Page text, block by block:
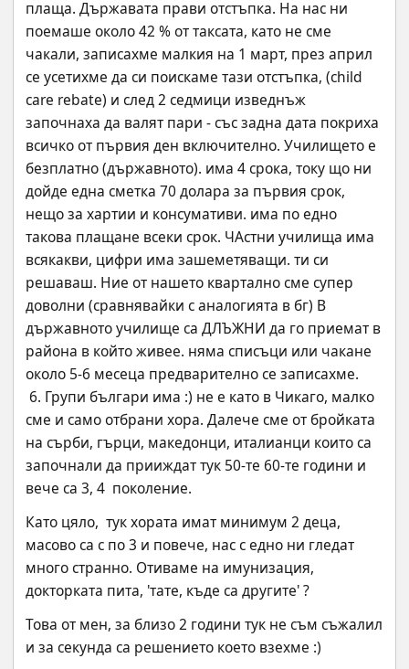
плаща. Държавата прави отстъпка. На нас ни
поемаше около 42 % от таксата, като не сме
чакали, записахме малкия на 1 март, през април
се усетихме да си поискаме тази отстъпка, (child
care rebate) и след 2 седмици изведнъж
започнаха да валят пари - със задна дата покриха
всичко от първия ден включително. Училището е
безплатно (държавното). има 4 срока, току що ни
дойде една сметка 70 долара за първия срок,
нещо за хартии и консумативи. има по едно
такова плащане всеки срок. ЧАстни училища има
всякакви, цифри има зашеметяващи. ти си
решаваш. Ние от нашето квартално сме супер
доволни (сравнявайки с аналогията в бг) В
държавното училище са ДЛЪЖНИ да го приемат в
района в който живее. няма списъци или чакане
около 5-6 месеца предварително се записахме.
сме и само отбрани хора. Далече сме от бройката
на сърби, гърци, македонци, италианци които са
започнали да прииждат тук 50-те 60-те години и
вече са 3, 4  поколение.
Като цяло,  тук хората имат минимум 2 деца,
масово са с по 3 и повече, нас с едно ни гледат
много странно. Отиваме на имунизация,
докторката пита, 'тате, къде са другите' ?
Това от мен, за близо 2 години тук не съм съжалил
и за секунда са решението което взехме :)